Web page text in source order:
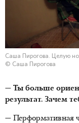
Саша Пирогова. Целую
© Саша Пирогова
— Ты больше
результат. Зачем
— Перформативная